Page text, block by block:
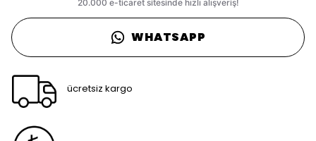
WHATSAPP
ücretsiz kargo